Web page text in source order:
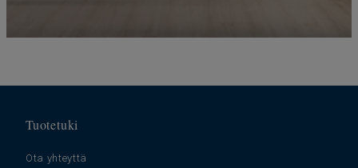
Tuotetuki
Ota yhteyttä